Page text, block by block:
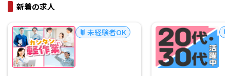
新着の求人
未経験者OK